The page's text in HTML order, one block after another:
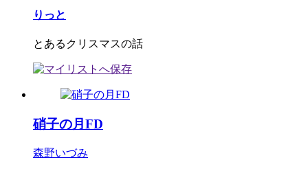
りっと
とあるクリスマスの話
硝子の月FD
森野いづみ